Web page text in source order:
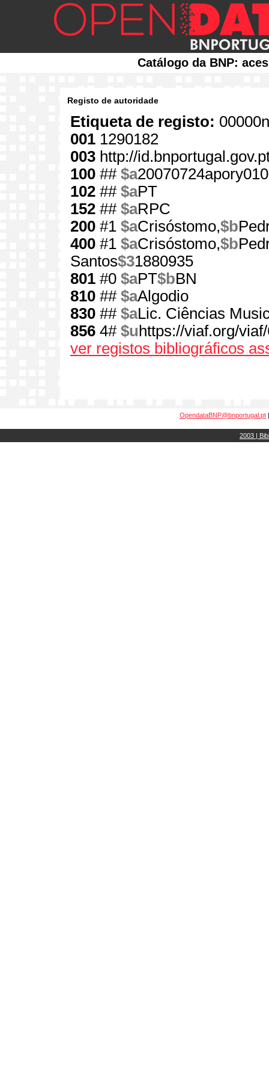
Catálogo da BNP:
Registo de autoridade
Etiqueta de registo:
001 1290182
003 http://
100 ## $a
102 ## $aPT
152 ## $aRPC
200 #1 $aCrisóstomo,$b
400 #1 $aCrisóstomo,$b
Santos$31880935
801 #0 $aPT$bBN
810 ## $aAlgodio
830 ## $aLic. Ciências
856 4# $u https://viaf.org/
ver registos bibliográficos
OpendataBNP@bnportugal.pt
2003 |